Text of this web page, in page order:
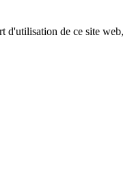
d'utilisation de ce site web,